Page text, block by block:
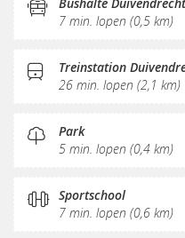
Internetmogelijkheden
KVK-inschrijving
Pantry
Schoonmaak
Postverwerking
7 min. lopen (0,5 km)
Treinstation
26 min. lopen (2,1 km)
Park
5 min. lopen (0,4 km)
Sportschool
7 min. lopen (0,6 km)